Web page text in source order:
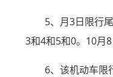
5、月3日限行
3和4和5和0。10月
6、该机动车限